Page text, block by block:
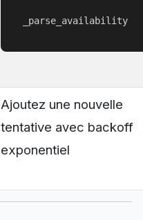
_parse_availability
Ajoutez une nouvelle
tentative avec backoff
exponentiel